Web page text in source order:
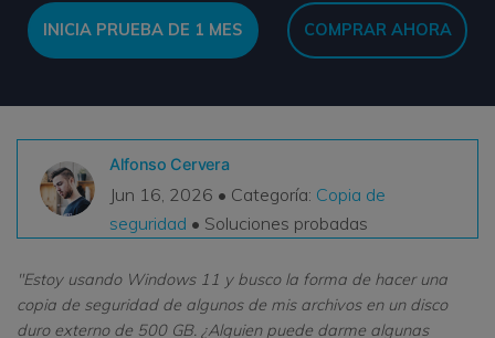
Pruébalo Gratis
Recupera datos perdidos/eliminados gratis
Pruébalo Gratis
Otros Productos
VER TODAS LAS FUNCIONES
Temas Destacados
DESCARGAR Sign In
INICIA PRUEBA DE 1 MES COMPRAR AHORA
Alfonso Cervera
Jun 16, 2026 • Categoría: Copia de
seguridad • Soluciones probadas
"Estoy usando Windows 11 y busco la forma de hacer una
copia de seguridad de algunos de mis archivos en un disco
duro externo de 500 GB. ¿Alguien puede darme algunas